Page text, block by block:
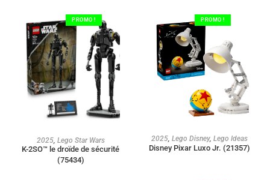
PROMO !
AJOUTER AU PANIER
2025, Lego Star Wars
K-2SO™ le droïde de sécurité
(75434)
PROMO !
AJOUTER AU PANIER
2025, Lego Disney, Lego Ideas
Disney Pixar Luxo Jr. (21357)